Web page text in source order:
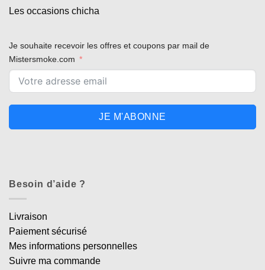
Les occasions chicha
Je souhaite recevoir les offres et coupons par mail de
Mistersmoke.com
JE M'ABONNE
Besoin d’aide ?
Livraison
Paiement sécurisé
Mes informations personnelles
Suivre ma commande